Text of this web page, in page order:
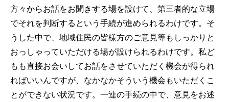
方々からお話をお聞きする場を設けて、第三者的な立場
でそれを判断するという手続が進められるわけです。そ
うした中で、地域住民の皆様方のご意見等もしっかりと
おっしゃっていただける場が設けられるわけです。私ど
もも直接お会いしてお話をさせていただく機会が得られ
ればいいんですが、なかなかそういう機会もいただくこ
とができない状況です。一連の手続の中で、意見をお述